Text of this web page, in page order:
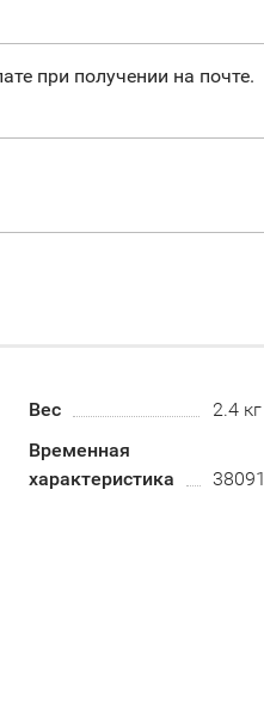
при получении на почте.
Вес
2.4 кг
Временная
характеристика
38091